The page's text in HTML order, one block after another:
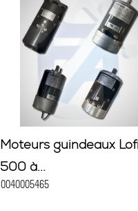
Moteurs guindeaux
500 à...
0040005465